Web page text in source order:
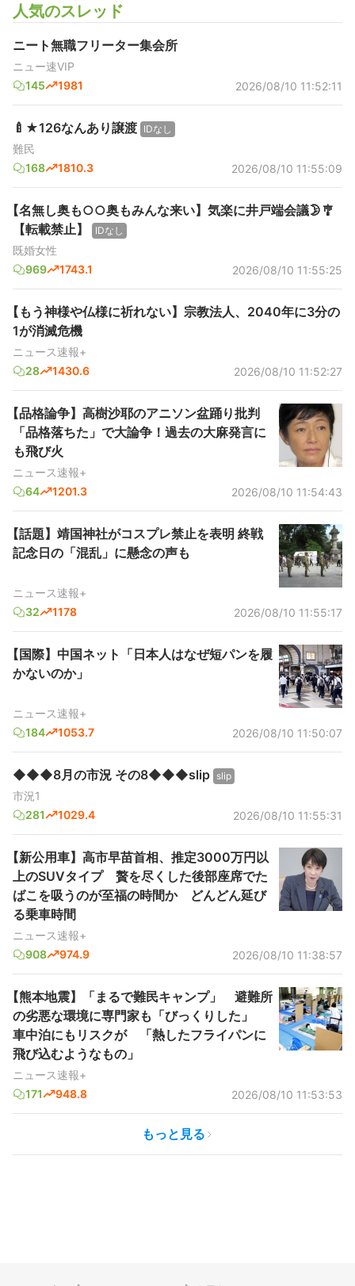
人気のスレッド
ニート無職フリーター集会所
ニュー速VIP
145
1981 2026/08/10 11:52:11
🍼★126なんあり譲渡 IDなし
難民
168
1810.3 2026/08/10 11:55:09
【名無し奥も○○奥もみんな来い】気楽に井戸端会議🌛🎐
【転載禁止】
IDなし
既婚女性
969
1743.1 2026/08/10 11:55:25
【もう神様や仏様に祈れない】宗教法人、2040年に3分の
1が消滅危機
ニュース速報+
28
1430.6 2026/08/10 11:52:27
【品格論争】高樹沙耶のアニソン盆踊り批判
「品格落ちた」で大論争！過去の大麻発言に
も飛び火
ニュース速報+
64
1201.3 2026/08/10 11:54:43
【話題】靖国神社がコスプレ禁止を表明 終戦
記念日の「混乱」に懸念の声も
ニュース速報+
32
1178 2026/08/10 11:55:17
【国際】中国ネット「日本人はなぜ短パンを履
かないのか」
ニュース速報+
184
1053.7 2026/08/10 11:50:07
◆◆◆8月の市況 その8◆◆◆slip slip
市況1
281
1029.4 2026/08/10 11:55:31
【新公用車】高市早苗首相、推定3000万円以
上のSUVタイプ 贅を尽くした後部座席でた
ばこを吸うのが至福の時間か どんどん延び
る乗車時間
ニュース速報+
908
974.9 2026/08/10 11:38:57
【熊本地震】「まるで難民キャンプ」 避難所
の劣悪な環境に専門家も「びっくりした」
車中泊にもリスクが 「熱したフライパンに
飛び込むようなもの」
ニュース速報+
171
948.8 2026/08/10 11:53:53
もっと見る